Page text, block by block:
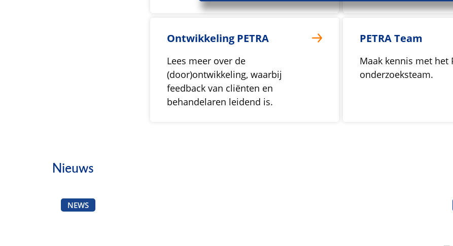
Ontwikkeling PETRA
Lees meer over de
(door)ontwikkeling, waarbij
feedback van cliënten en
behandelaren leidend is.
PETRA Team
Maak kennis met het
onderzoeksteam.
Nieuws
NEWS